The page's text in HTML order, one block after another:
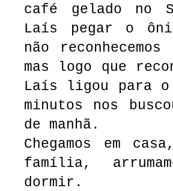
café gelado no
Laís pegar o
não
mas logo que
Laís ligou para o
minutos nos
de manhã.
Chegamos em
família,
dormir.